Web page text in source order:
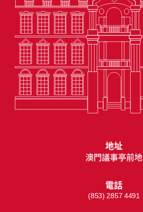
地址
澳門議事亭前地
電話
(853) 2857 4491